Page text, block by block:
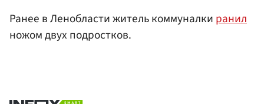
Ранее в Ленобласти житель коммуналки ранил
ножом двух подростков.